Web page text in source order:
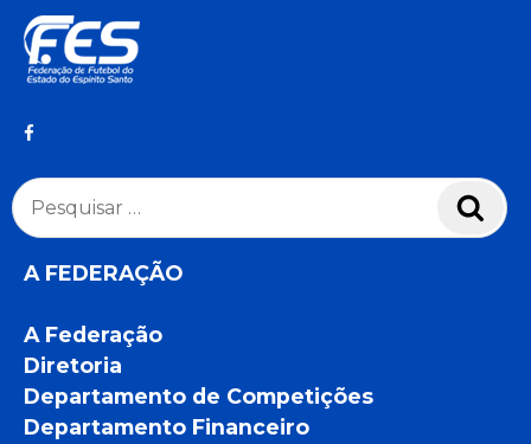
Pesquisar
por:
A FEDERAÇÃO
A Federação
Diretoria
Departamento de Competições
Departamento Financeiro